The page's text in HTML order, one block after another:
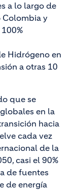
a lo largo de
Colombia y
Hidrógeno en
a otras 10
que se
en la
hacia
cada vez
de la
casi el 90%
de fuentes
de energía